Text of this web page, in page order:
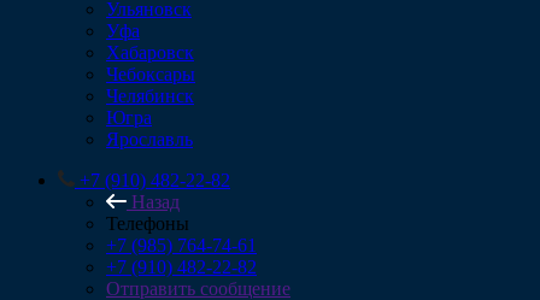
Ульяновск
Уфа
Хабаровск
Чебоксары
Челябинск
Югра
Ярославль
+7 (910) 482-22-82
Назад
Телефоны
+7 (985) 764-74-61
+7 (910) 482-22-82
Отправить сообщение